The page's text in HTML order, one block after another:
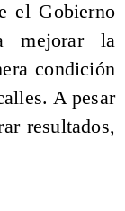
el Gobierno
mejorar la
condición
A pesar
resultados,